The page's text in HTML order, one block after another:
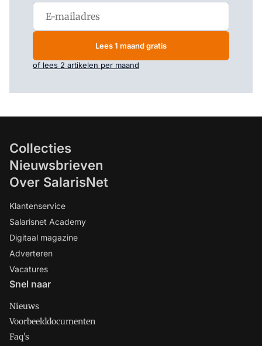
Lees 1 maand gratis
of lees 2 artikelen per maand
Collecties
Nieuwsbrieven
Over SalarisNet
Klantenservice
Salarisnet Academy
Digitaal magazine
Adverteren
Vacatures
Snel naar
Nieuws
Voorbeelddocumenten
Faq's